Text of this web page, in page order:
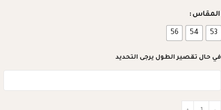
المقاس
53
54
56
في حال تقصير الطول يرجى التحديد